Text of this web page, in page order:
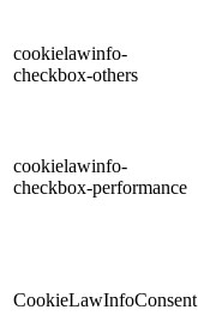
cookielawinfo-
checkbox-others
cookielawinfo-
checkbox-performance
CookieLawInfoConsent